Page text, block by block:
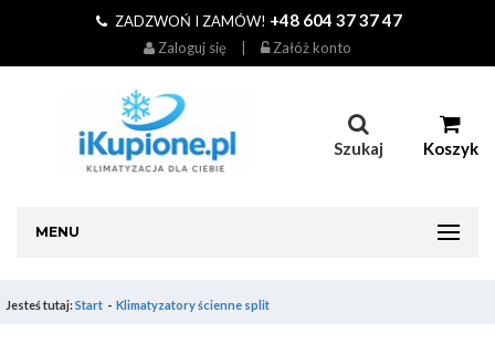
ZADZWOŃ I ZAMÓW! +48 604 37 37 47
Zaloguj się Załóż konto
Szukaj Koszyk
MENU
Jesteś tutaj:Start Klimatyzatory ścienne split